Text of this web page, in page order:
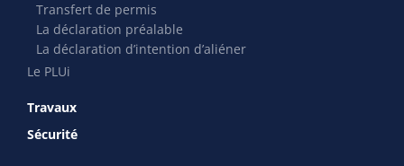
Transfert de permis
La déclaration préalable
La déclaration d’intention d’aliéner
Le PLUi
Travaux
Sécurité